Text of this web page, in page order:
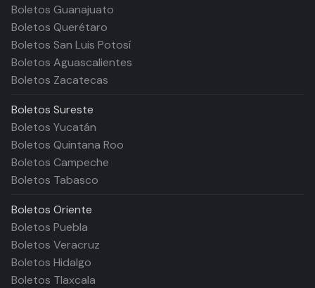
Boletos Guanajuato
Boletos Querétaro
Boletos San Luis Potosí
Boletos Aguascalientes
Boletos Zacatecas
Boletos Sureste
Boletos Yucatán
Boletos Quintana Roo
Boletos Campeche
Boletos Tabasco
Boletos Oriente
Boletos Puebla
Boletos Veracruz
Boletos Hidalgo
Boletos Tlaxcala